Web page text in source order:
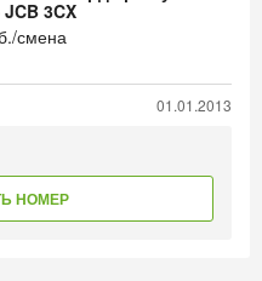
3CX
смена
01.01.2013
НОМЕР